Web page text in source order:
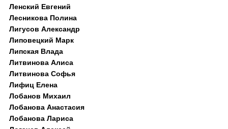
Ленский Евгений
Лесникова Полина
Лигусов Александр
Липовецкий Марк
Липская Влада
Литвинова Алиса
Литвинова Софья
Лифиц Елена
Лобанов Михаил
Лобанова Анастасия
Лобанова Лариса